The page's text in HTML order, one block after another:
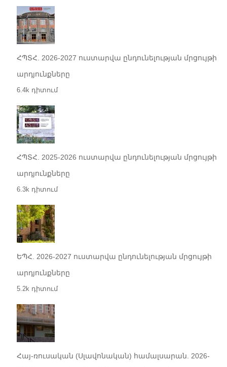
ՀՊՏՀ. 2026-2027 ուստարվա ընդունելության մրցույթի
արդյունքները
6.4k դիտում
ՀՊՏՀ. 2025-2026 ուստարվա ընդունելության մրցույթի
արդյունքները
6.3k դիտում
ԵՊՀ. 2026-2027 ուստարվա ընդունելության մրցույթի
արդյունքները
5.2k դիտում
Հայ-ռուսական (Սլավոնական) համալսարան. 2026-